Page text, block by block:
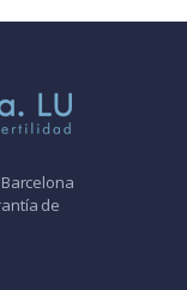
de